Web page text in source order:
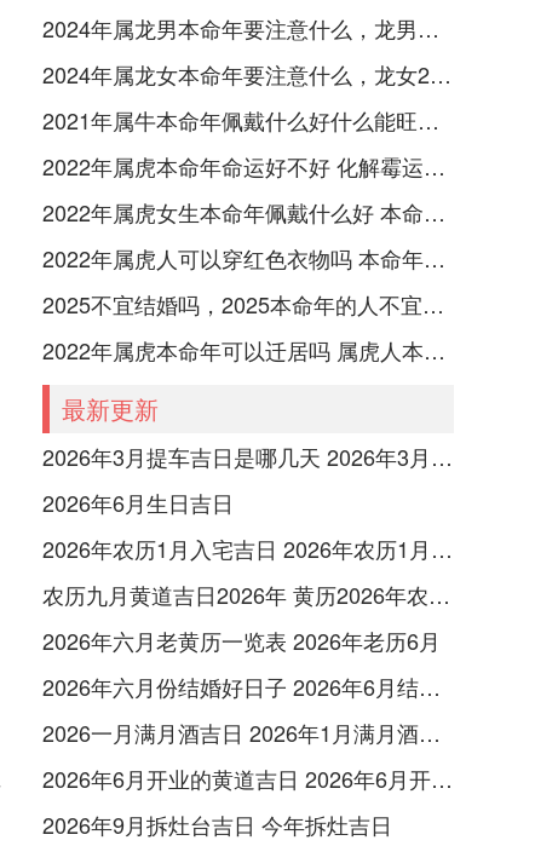
2024年属龙男本命年要注意什么，龙男命2024年本命年注意须知
2024年属龙女本命年要注意什么，龙女2024年本命年注意4要点
2021年属牛本命年佩戴什么好什么能旺运？
2022年属虎本命年命运好不好 化解霉运的方法
2022年属虎女生本命年佩戴什么好 本命年属虎女性适合佩戴什么吉祥物
2022年属虎人可以穿红色衣物吗 本命年的注意事项
2025不宜结婚吗，2025本命年的人不宜结婚怎么破解
2022年属虎本命年可以迁居吗 属虎人本命年注意事项
最新更新
2026年3月提车吉日是哪几天 2026年3月26号提车
2026年6月生日吉日
2026年农历1月入宅吉日 2026年农历1月入宅最好的日子
农历九月黄道吉日2026年 黄历2026年农历九月黄道吉日查询
2026年六月老黄历一览表 2026年老历6月
2026年六月份结婚好日子 2026年6月结婚好吗
2026一月满月酒吉日 2026年1月满月酒吉日
2026年6月开业的黄道吉日 2026年6月开业黄道吉日查询
2026年9月拆灶台吉日 今年拆灶吉日